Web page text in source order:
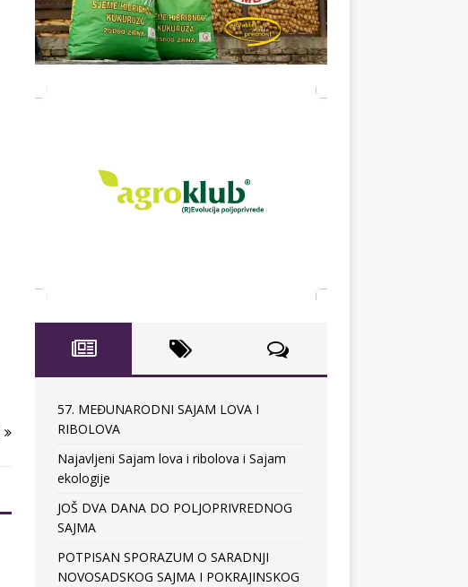
57. MEĐUNARODNI SAJAM LOVA I
RIBOLOVA
Najavljeni Sajam lova i ribolova i Sajam
ekologije
JOŠ DVA DANA DO POLJOPRIVREDNOG
SAJMA
POTPISAN SPORAZUM O SARADNJI
NOVOSADSKOG SAJMA I POKRAJINSKOG